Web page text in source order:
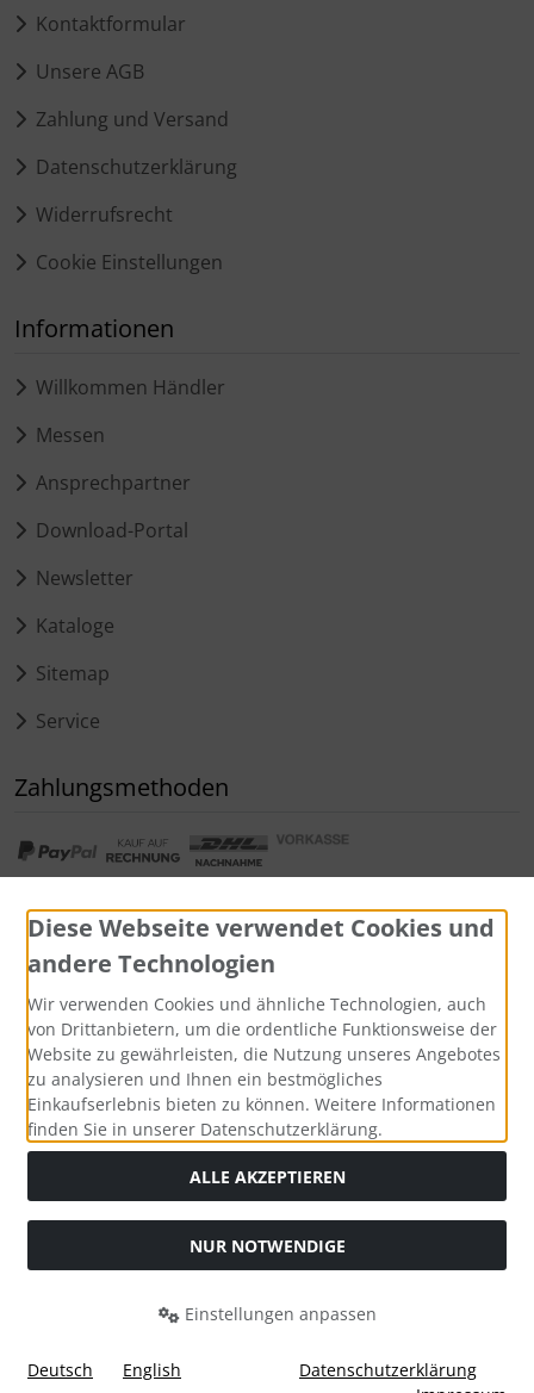
Kontaktformular
Unsere AGB
Zahlung und Versand
Datenschutzerklärung
Widerrufsrecht
Cookie Einstellungen
Informationen
Willkommen Händler
Messen
Ansprechpartner
Download-Portal
Newsletter
Kataloge
Sitemap
Service
Zahlungsmethoden
Alle Preise inkl. gesetzl. MwSt. zzgl.Versandkosten
durchgestrichenen Preise entsprechen dem bisherigen Preis
Tushita PaperArt GmbH © 2026 | Template © 2026 by Karl
ialla eCommerce Shopsoftware © 2006 -2026
Diese Webseite verwendet Cookies und
andere Technologien
Wir verwenden Cookies und ähnliche Technologien, auch
von Drittanbietern, um die ordentliche Funktionsweise der
Website zu gewährleisten, die Nutzung unseres Angebotes
zu analysieren und Ihnen ein bestmögliches
Einkaufserlebnis bieten zu können. Weitere Informationen
finden Sie in unserer Datenschutzerklärung.
ALLE AKZEPTIEREN
NUR NOTWENDIGE
Einstellungen anpassen
Deutsch English
Datenschutzerklärung